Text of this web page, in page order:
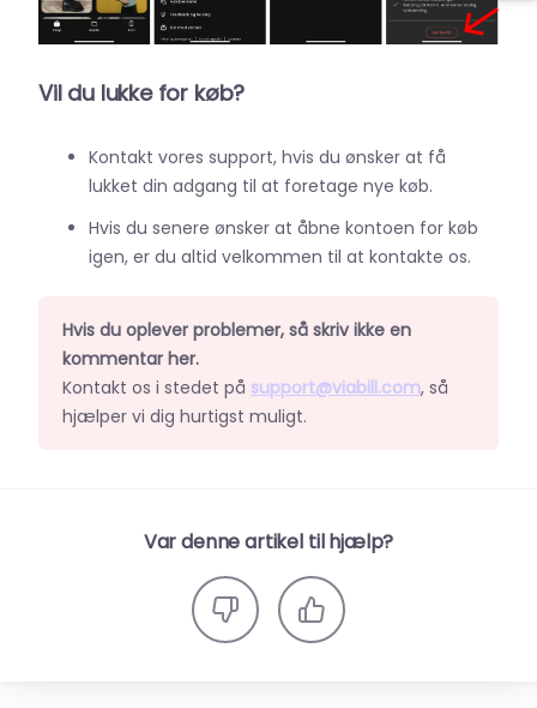
Vil du lukke for køb?
Kontakt vores support, hvis du ønsker at få
lukket din adgang til at foretage nye køb.
Hvis du senere ønsker at åbne kontoen for køb
igen, er du altid velkommen til at kontakte os.
Hvis du oplever problemer, så skriv ikke en
kommentar her.
Kontakt os i stedet på support@viabill.com, så
hjælper vi dig hurtigst muligt.
Var denne artikel til hjælp?